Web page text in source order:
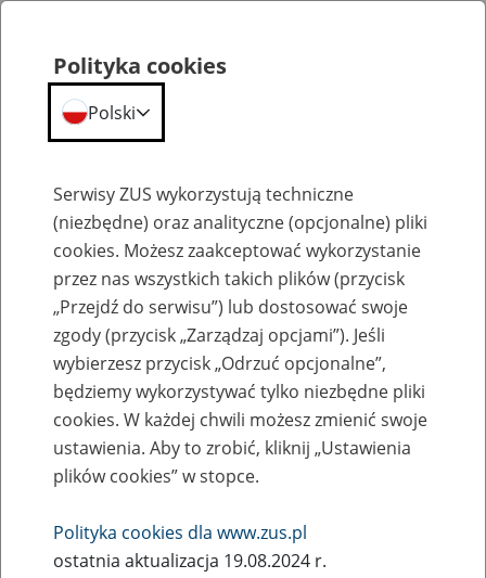
Szkolenia
Zaproś ZUS do siebie: eZUS, wizyty
rezerwowane, e-wizyty, Aktywni 50+
Rodzaj wydarzenia
Szkolenia
Polityka cookies
Polski
Serwisy ZUS wykorzystują techniczne
(niezbędne) oraz analityczne (opcjonalne) pliki
cookies. Możesz zaakceptować wykorzystanie
przez nas wszystkich takich plików (przycisk
„Przejdź do serwisu”) lub dostosować swoje
zgody (przycisk „Zarządzaj opcjami”). Jeśli
wybierzesz przycisk „Odrzuć opcjonalne”,
będziemy wykorzystywać tylko niezbędne pliki
cookies. W każdej chwili możesz zmienić swoje
ustawienia. Aby to zrobić, kliknij „Ustawienia
plików cookies” w stopce.
Polityka cookies dla www.zus.pl
ostatnia aktualizacja 19.08.2024 r.